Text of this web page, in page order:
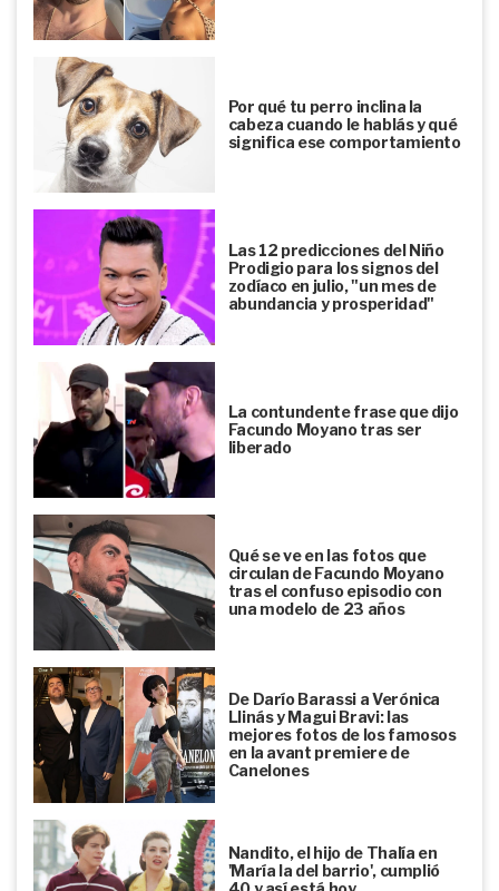
Por qué tu perro inclina la
cabeza cuando le hablás y qué
significa ese comportamiento
Las 12 predicciones del Niño
Prodigio para los signos del
zodíaco en julio, "un mes de
abundancia y prosperidad"
La contundente frase que dijo
Facundo Moyano tras ser
liberado
Qué se ve en las fotos que
circulan de Facundo Moyano
tras el confuso episodio con
una modelo de 23 años
De Darío Barassi a Verónica
Llinás y Magui Bravi: las
mejores fotos de los famosos
en la avant premiere de
Canelones
Nandito, el hijo de Thalía en
'María la del barrio', cumplió